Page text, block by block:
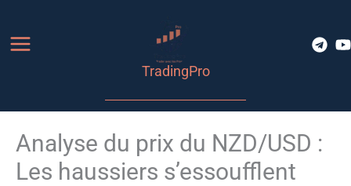
contenu
TradingPro
Analyse du prix du NZD/USD :
Les haussiers s’essoufflent